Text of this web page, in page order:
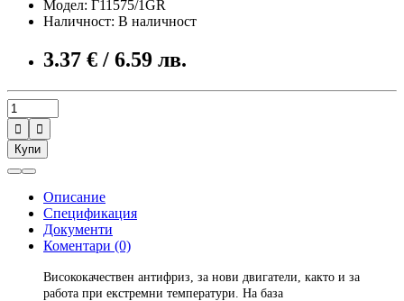
Модел: Г11575/1GR
Наличност: В наличност
3.37 € / 6.59 лв.


Купи
Описание
Спецификация
Документи
Коментари (0)
Висококачествен антифриз, за нови двигатели, както и за
работа при екстремни температури. На база